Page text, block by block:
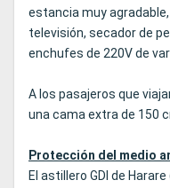
estancia muy
televisión, secador de
enchufes de 220V de
A los pasajeros que
una cama extra de 150
Protección del medio
El astillero GDI de